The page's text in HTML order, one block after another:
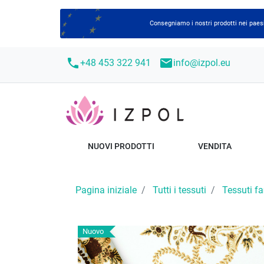
Consegniamo i nostri prodotti nei
call+48 453 322 941 mailinfo@izpol.eu
NUOVI PRODOTTI VENDITA
Pagina iniziale Tutti i tessuti Tessuti
Nuovo